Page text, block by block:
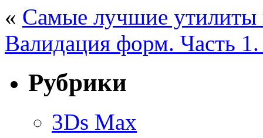
« Самые лучшие утилиты
Валидация форм. Часть
Рубрики
3Ds Max